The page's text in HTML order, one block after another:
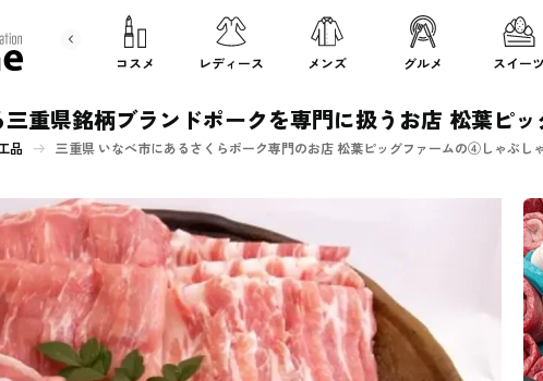
文房具 コスメ レディース メンズ グルメ スイーツ
重県銘柄ブランドポークを専門に扱うお店 松葉ピ
品 三重県 いなべ市にあるさくらポーク専門のお店 松葉ピッグファームの④しゃぶし